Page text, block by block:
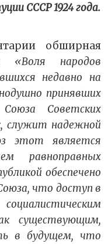
СССР 1924 года.
обширная
«Воля народов
недавно на
принявших
Советских
служит надежной
этот является
равноправных
обеспечено
что доступ в
существующим,
в будущем, что